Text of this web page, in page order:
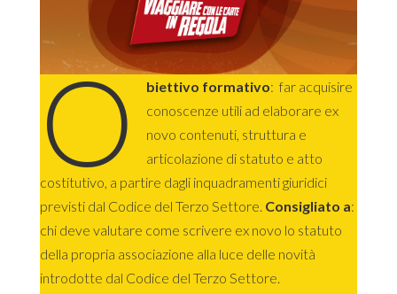
O biettivo formativo: far acquisire
conoscenze utili ad elaborare ex
novo contenuti, struttura e
articolazione di statuto e atto
costitutivo, a partire dagli inquadramenti giuridici
previsti dal Codice del Terzo Settore. Consigliato a:
chi deve valutare come scrivere ex novo lo statuto
della propria associazione alla luce delle novità
introdotte dal Codice del Terzo Settore.